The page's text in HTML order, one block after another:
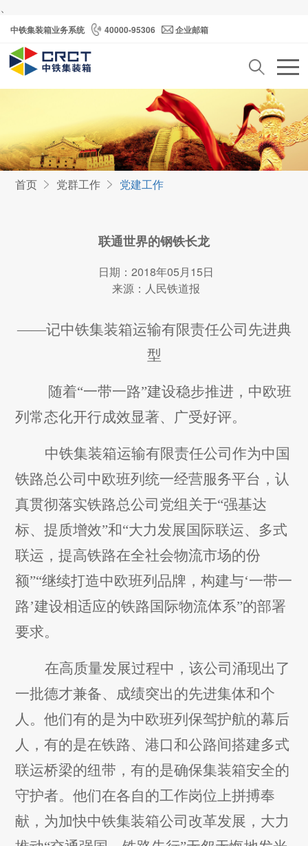
、
中铁集装箱业务系统 40000-95306 企业邮箱
首页 党群工作 党建工作
联通世界的钢铁长龙
日期：2018年05月15日
来源：人民铁道报
——记中铁集装箱运输有限责任公司先进典
型
随着“一带一路”建设稳步推进，中欧班
列常态化开行成效显著、广受好评。
中铁集装箱运输有限责任公司作为中国
铁路总公司中欧班列统一经营服务平台，认
真贯彻落实铁路总公司党组关于“强基达
标、提质增效”和“大力发展国际联运、多式
联运，提高铁路在全社会物流市场的份
额”“继续打造中欧班列品牌，构建与‘一带一
路’建设相适应的铁路国际物流体系”的部署
要求。
在高质量发展过程中，该公司涌现出了
一批德才兼备、成绩突出的先进集体和个
人。他们有的是为中欧班列保驾护航的幕后
人，有的是在铁路、港口和公路间搭建多式
联运桥梁的纽带，有的是确保集装箱安全的
守护者。他们在各自的工作岗位上拼搏奉
献，为加快中铁集装箱公司改革发展，大力